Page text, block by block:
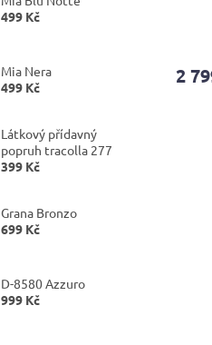
499 Kč
Mia Nera
499 Kč
Látkový přídavný
popruh tracolla 277
399 Kč
Grana Bronzo
699 Kč
D-8580 Azzuro
999 Kč
je
2